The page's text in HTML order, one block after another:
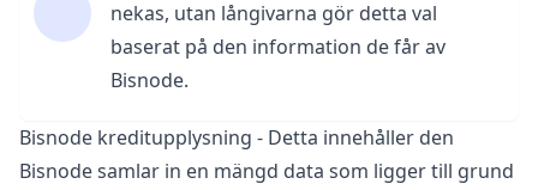
nekas, utan långivarna gör detta val
baserat på den information de får av
Bisnode.
Bisnode kreditupplysning - Detta innehåller den
Bisnode samlar in en mängd data som ligger till grund